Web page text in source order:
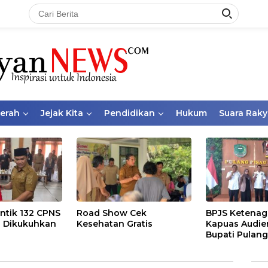
Jejak Kita Pendidikan Hukum Suara
132 CPNS
Dikukuhkan
Road Show Cek
Kesehatan Gratis
BPJS
Kapuas
Bupati